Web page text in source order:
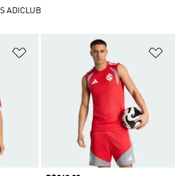
Adicionar à Lista de Desejos
ADICLUB